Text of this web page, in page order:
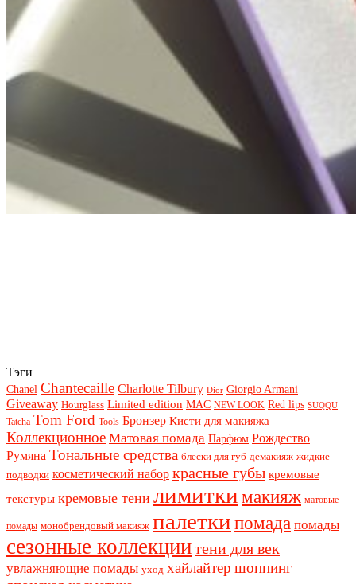
Тэги
Chanel Chantecaille Charlotte Tilbury Dior Giorgio Armani
Giveaway Hourglass Limited edition MAC NEW LOOK Red lips SUQQU
Tatcha Tom Ford Tools Бронзер Кисти для макияжа
Коллекционное Матовая помада Парфюм Рождество
Румяна Тональные средства блески для губ демакияж жидкие
подводки косметический набор красные губы кремовые
текстуры кремовые тени лимиткимакияж матовые
помады монобрендовый макияж палеткипомада помады
сезонные коллекциитени для век
увлажняющие помады уход хайлайтер шоппинг